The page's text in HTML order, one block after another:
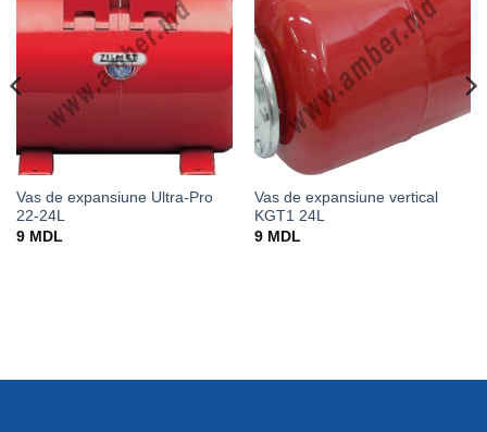
Vas de expansiune Ultra-Pro
22-24L
9 MDL
Vas de expansiune vertical
KGT1 24L
9 MDL